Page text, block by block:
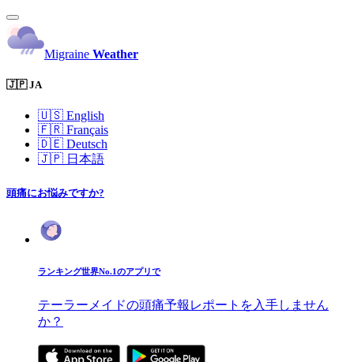
Migraine Weather
🇯🇵 JA
🇺🇸 English
🇫🇷 Français
🇩🇪 Deutsch
🇯🇵 日本語
頭痛にお悩みですか?
ランキング世界No.1のアプリで
テーラーメイドの頭痛予報レポートを入手しません
か？